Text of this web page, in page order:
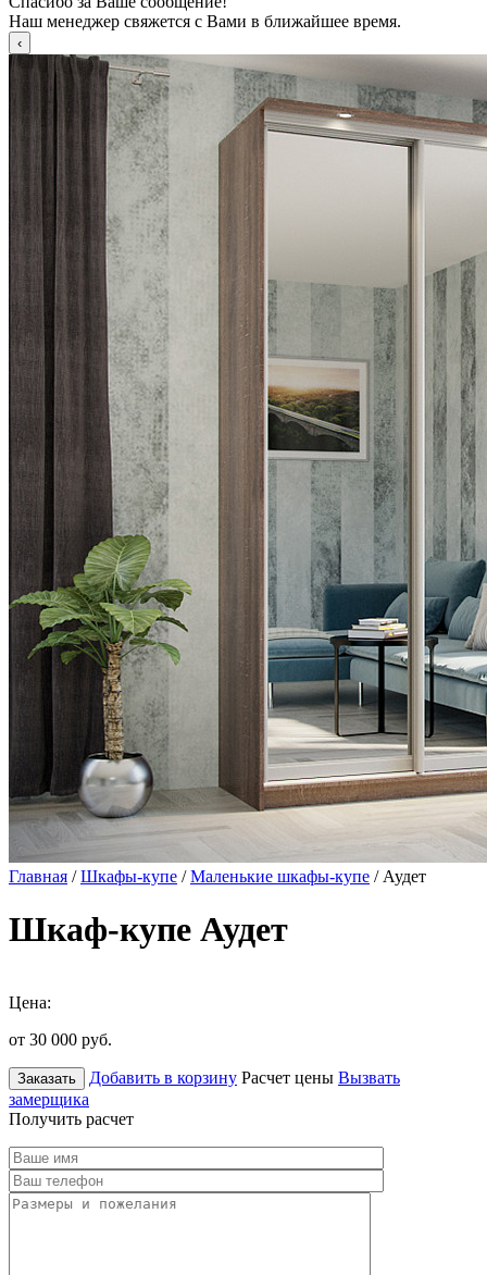
Наш менеджер свяжется с Вами в ближайшее время.
Главная /Шкафы-купе /Маленькие шкафы-купе / Аудет
Шкаф-купе Аудет
Цена:
от 30 000 руб.
Заказать Добавить в корзину Расчет цены Вызвать
замерщика
Получить расчет